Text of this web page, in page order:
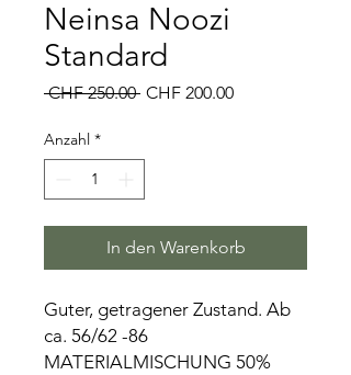
Neinsa Noozi
Standard
CHF 250.00 Standardpreis
CHF 200.00Sale-
Anzahl *
In den Warenkorb
Guter, getragener Zustand. Ab
ca. 56/62 -86
MATERIALMISCHUNG 50%